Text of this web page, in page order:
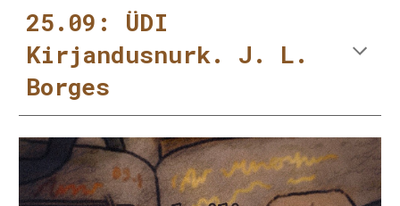
25.09: ÜDI
Kirjandusnurk. J. L.
Borges